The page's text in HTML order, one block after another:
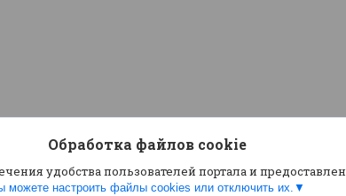
Обработка файлов cookie
удобства пользователей портала и
можете настроить файлы cookies или отключить их.